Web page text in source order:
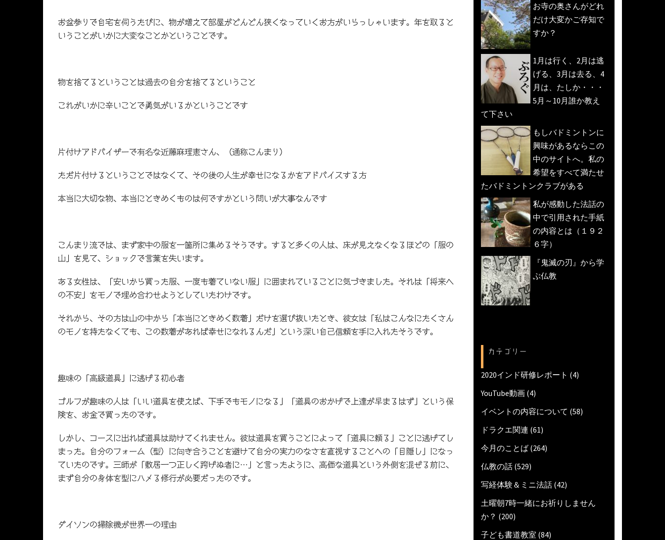
お盆参りで自宅を伺うたびに、物が増えて部屋がどんどん狭くなっていくお方がいらっしゃいます。年を取ると
いうことがいかに大変なことかということです。
物を捨てるということは過去の自分を捨てるということ
これがいかに辛いことで勇気がいるかということです
片付けアドバイザーで有名な近藤麻理恵さん、（通称こんまり）
ただ片付けるということではなくて、その後の人生が幸せになるかをアドバイスする方
本当に大切な物、本当にときめくものは何ですかという問いが大事なんです
こんまり流では、まず家中の服を一箇所に集めるそうです。すると多くの人は、床が見えなくなるほどの「服の
山」を見て、ショックで言葉を失います。
ある女性は、「安いから買った服、一度も着ていない服」に囲まれていることに気づきました。それは「将来へ
の不安」をモノで埋め合わせようとしていたわけです。
それから、その方は山の中から「本当にときめく数着」だけを選び抜いたとき、彼女は「私はこんなにたくさん
のモノを持たなくても、この数着があれば幸せになれるんだ」という深い自己信頼を手に入れたそうです。
趣味の「高級道具」に逃げる初心者
ゴルフが趣味の人は「いい道具を使えば、下手でもモノになる」「道具のおかげで上達が早まるはず」という保
険を、お金で買ったのです。
しかし、コースに出れば道具は助けてくれません。彼は道具を買うことによって「道具に頼る」ことに逃げてし
まった。自分のフォーム（型）に向き合うことを避けて自分の実力のなさを直視することへの「目隠し」になっ
ていたのです。三師が「敷居一つ正しく跨げぬ者に…」と言ったように、高価な道具という外側を混ぜる前に、
まず自分の身体を型にハメる修行が必要だったのです。
ダイソンの掃除機が世界一の理由
お寺の奥さんがどれ
だけ大変かご存知で
すか？
1月は行く、2月は逃
げる、3月は去る、4
月は、たしか・・・
5月～10月誰か教え
て下さい
もしバドミントンに
興味があるならこの
中のサイトへ。私の
希望をすべて満たせ
たバドミントンクラブがある
私が感動した法話の
中で引用された手紙
の内容とは（１９２
６字）
『鬼滅の刃』から学
ぶ仏教
カテゴリー
2020インド研修レポート (4)
YouTube動画 (4)
イベントの内容について (58)
ドラクエ関連 (61)
今月のことば (264)
仏教の話 (529)
写経体験＆ミニ法話 (42)
土曜朝7時一緒にお祈りしません
か？ (200)
子ども書道教室 (84)